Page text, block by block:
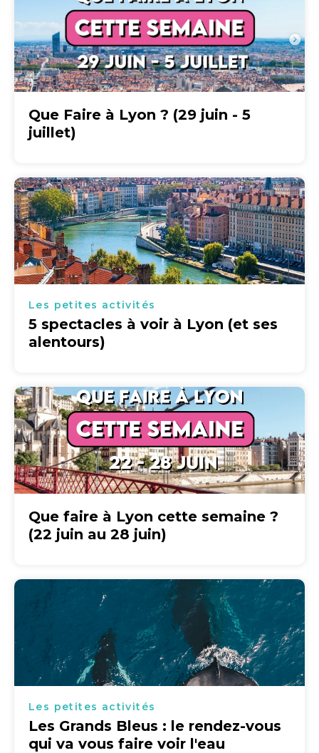
Que Faire à Lyon ? (29 juin - 5
juillet)
Les petites activités
5 spectacles à voir à Lyon (et ses
alentours)
Que faire à Lyon cette semaine ?
(22 juin au 28 juin)
Les petites activités
Les Grands Bleus : le rendez-vous
qui va vous faire voir l'eau